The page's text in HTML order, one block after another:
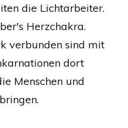
die Lichtarbeiter.
Herzchakra.
verbunden sind mit
dort
Menschen und